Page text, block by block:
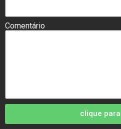
Comentário
clique